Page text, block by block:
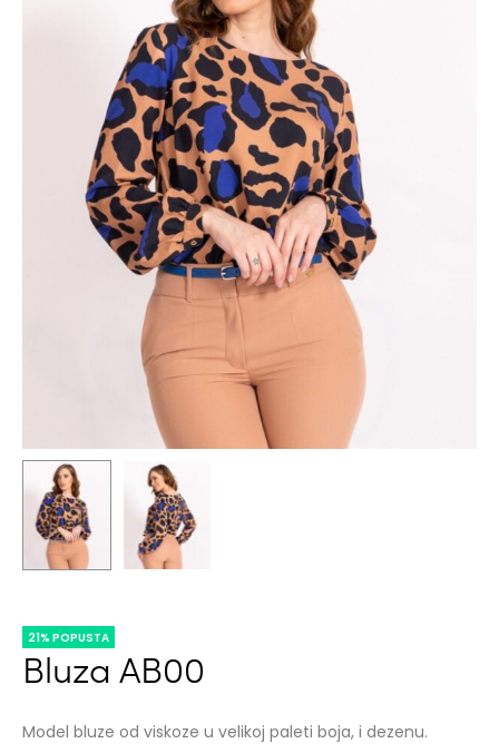
21% POPUSTA
Bluza AB00
Model bluze od viskoze u velikoj paleti boja, i dezenu.